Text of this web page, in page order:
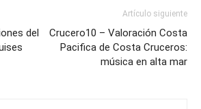
del
Artículo siguiente
Crucero10 – Valoración Costa
Pacifica de Costa Cruceros:
música en alta mar